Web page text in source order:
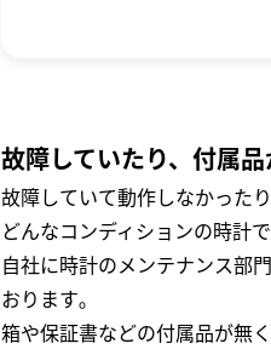
故障していたり、付属
故障していて動作しなかった
どんなコンディションの時計
自社に時計のメンテナンス部
おります｡
箱や保証書などの付属品が無